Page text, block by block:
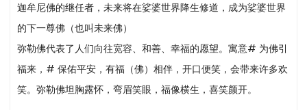
迦牟尼佛的继任者，未来将在娑婆世界降生修道，成为娑婆世界
的下一尊佛（也叫未来佛）
弥勒佛代表了人们向往宽容、和善、幸福的愿望。寓意# 为佛引
福来，# 保佑平安，有福（佛）相伴，开口便笑，会带来许多欢
笑。弥勒佛坦胸露怀，弯眉笑眼，福像横生，喜笑颜开。